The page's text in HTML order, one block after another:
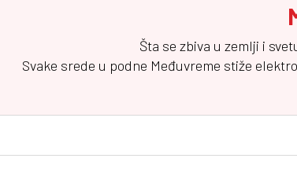
Šta se zbiva u zemlji i
Svake srede u podne Međuvreme stiže